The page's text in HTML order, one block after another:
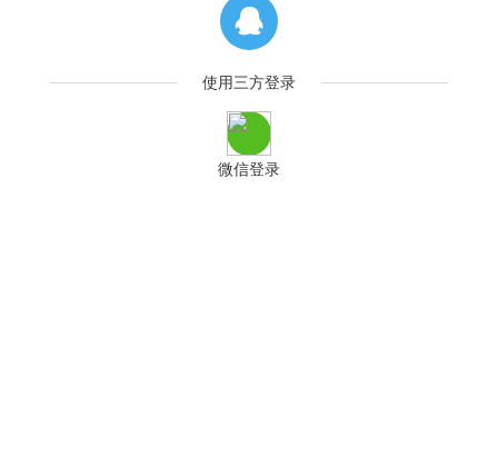
使用三方登录
微信登录